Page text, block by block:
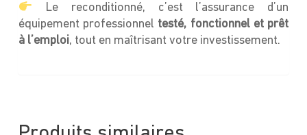
Le reconditionné, c’est l’assurance d’un
équipement professionnel testé, fonctionnel et prêt
à l’emploi, tout en maîtrisant votre investissement.